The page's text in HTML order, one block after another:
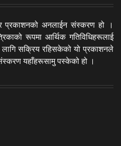
प्रकाशनको अनलाईन संस्करण हो ।
रूपमा आर्थिक गतिविधिहरूलाई
सक्रिय रहिसकेको यो प्रकाशनले
यहाँहरूसामु पस्केको हो ।